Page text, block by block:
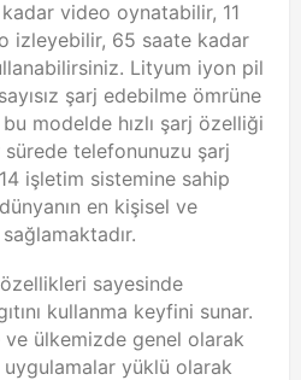
video oynatabilir, 11
izleyebilir, 65 saate kadar
Lityum iyon pil
şarj edebilme ömrüne
modelde hızlı şarj özelliği
telefonunuzu şarj
işletim sistemine sahip
en kişisel ve
sayesinde
kullanma keyfini sunar.
ülkemizde genel olarak
yüklü olarak